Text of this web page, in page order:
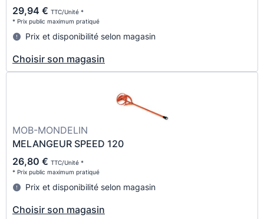
29,94 € TTC/Unité *
* Prix public maximum pratiqué
Prix et disponibilité selon magasin
Choisir son magasin
MOB-MONDELIN
MELANGEUR SPEED 120
26,80 € TTC/Unité *
* Prix public maximum pratiqué
Prix et disponibilité selon magasin
Choisir son magasin